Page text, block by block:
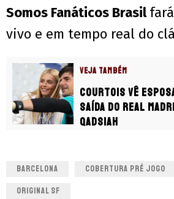
Somos Fanáticos Brasil
vivo e em tempo real do
VEJA TAMBÉM
Courtois vê
saída do Real
Qadsiah
BARCELONA COBERTURA PRÉ JOGO
ORIGINAL SF